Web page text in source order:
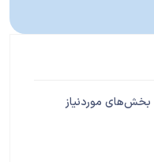
بخش‌های موردنیاز